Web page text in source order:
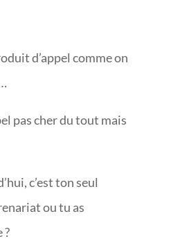
d’appel comme on
pas cher du tout mais
c’est ton seul
ou tu as
?